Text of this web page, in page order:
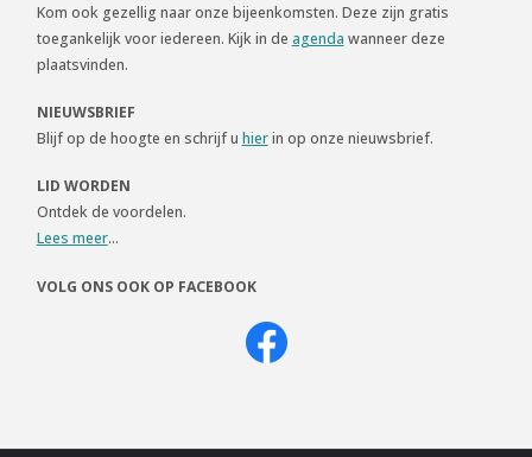
Kom ook gezellig naar onze bijeenkomsten. Deze zijn gratis
toegankelijk voor iedereen. Kijk in de agenda wanneer deze
plaatsvinden.
NIEUWSBRIEF
Blijf op de hoogte en schrijf u hierin op onze nieuwsbrief.
LID WORDEN
Ontdek de voordelen.
Lees meer...
VOLG ONS OOK OP FACEBOOK